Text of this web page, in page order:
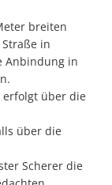
breiten
in
Anbindung in
erfolgt über die
über die
Scherer die